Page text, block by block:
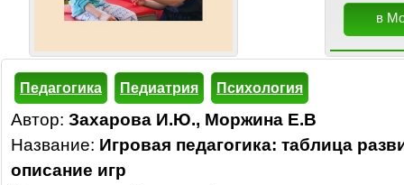
в
Педагогика Педиатрия Психология
Автор: Захарова И.Ю., Моржина Е.В
Название: Игровая педагогика: таблица
описание игр